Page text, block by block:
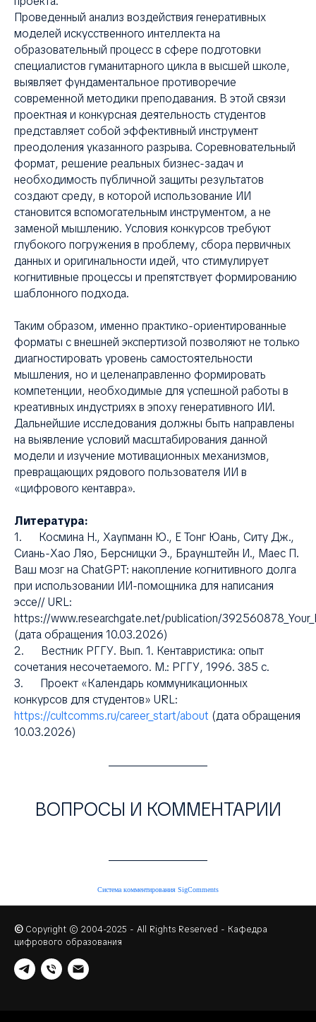
Проведенный анализ воздействия генеративных
моделей искусственного интеллекта на
образовательный процесс в сфере подготовки
специалистов гуманитарного цикла в высшей школе,
выявляет фундаментальное противоречие
современной методики преподавания. В этой связи
проектная и конкурсная деятельность студентов
представляет собой эффективный инструмент
преодоления указанного разрыва. Соревновательный
формат, решение реальных бизнес-задач и
необходимость публичной защиты результатов
создают среду, в которой использование ИИ
становится вспомогательным инструментом, а не
заменой мышлению. Условия конкурсов требуют
глубокого погружения в проблему, сбора первичных
данных и оригинальности идей, что стимулирует
когнитивные процессы и препятствует формированию
шаблонного подхода.
Таким образом, именно практико-ориентированные
форматы с внешней экспертизой позволяют не только
диагностировать уровень самостоятельности
мышления, но и целенаправленно формировать
компетенции, необходимые для успешной работы в
креативных индустриях в эпоху генеративного ИИ.
Дальнейшие исследования должны быть направлены
на выявление условий масштабирования данной
модели и изучение мотивационных механизмов,
превращающих рядового пользователя ИИ в
«цифрового кентавра».
Литература:
1. Космина Н., Хаупманн Ю., Е Тонг Юань, Ситу Дж.,
Сиань-Хао Ляо, Берсницки Э., Браунштейн И., Маес П.
Ваш мозг на ChatGPT: накопление когнитивного долга
при использовании ИИ-помощника для написания
эссе// URL:
https://www.researchgate.net/publication/
(дата обращения 10.03.2026)
2. Вестник РГГУ. Вып. 1. Кентавристика: опыт
сочетания несочетаемого. М.: РГГУ, 1996. 385 с.
3. Проект «Календарь коммуникационных
конкурсов для студентов» URL:
https://cultcomms.ru/career_start/about (дата обращения
10.03.2026)
ВОПРОСЫ И КОММЕНТАРИИ
Система комментирования SigComments
© Copyright © 2004-2025 - All Rights Reserved - Кафедра
цифрового образования